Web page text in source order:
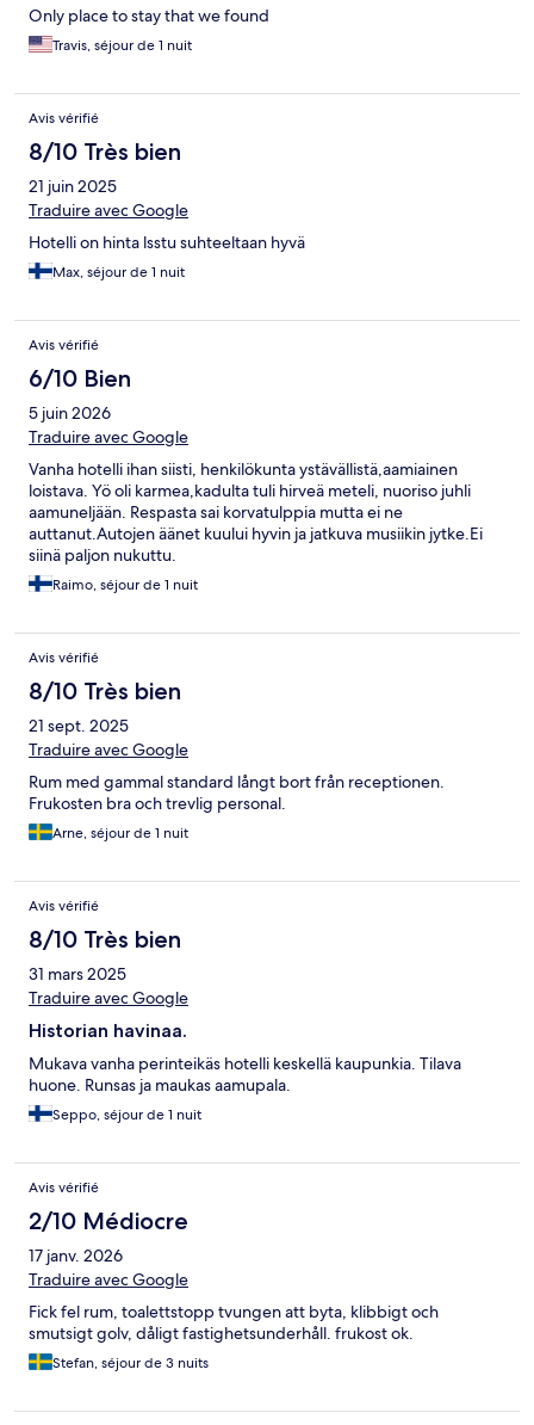
Only place to stay that we found
Travis, séjour de 1 nuit
Avis vérifié
8/10 Très bien
21 juin 2025
Traduire avec Google
Hotelli on hinta lsstu suhteeltaan hyvä
Max, séjour de 1 nuit
Avis vérifié
6/10 Bien
5 juin 2026
Traduire avec Google
Vanha hotelli ihan siisti, henkilökunta ystävällistä,aamiainen
loistava. Yö oli karmea,kadulta tuli hirveä meteli, nuoriso juhli
aamuneljään. Respasta sai korvatulppia mutta ei ne
auttanut.Autojen äänet kuului hyvin ja jatkuva musiikin jytke.Ei
siinä paljon nukuttu.
Raimo, séjour de 1 nuit
Avis vérifié
8/10 Très bien
21 sept. 2025
Traduire avec Google
Rum med gammal standard långt bort från receptionen.
Frukosten bra och trevlig personal.
Arne, séjour de 1 nuit
Avis vérifié
8/10 Très bien
31 mars 2025
Traduire avec Google
Historian havinaa.
Mukava vanha perinteikäs hotelli keskellä kaupunkia. Tilava
huone. Runsas ja maukas aamupala.
Seppo, séjour de 1 nuit
Avis vérifié
2/10 Médiocre
17 janv. 2026
Traduire avec Google
Fick fel rum, toalettstopp tvungen att byta, klibbigt och
smutsigt golv, dåligt fastighetsunderhåll. frukost ok.
Stefan, séjour de 3 nuits